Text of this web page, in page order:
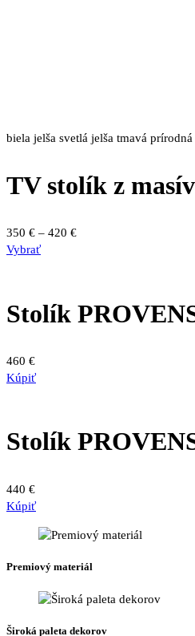
biela jelša svetlá jelša tmavá prírodná
TV stolík z
350 € – 420 €Price
VybraťTento
variantov.
produktu.
Stolík
460 €
Kúpiť
Stolík
440 €
Kúpiť
Premiový materiál
Široká paleta dekorov